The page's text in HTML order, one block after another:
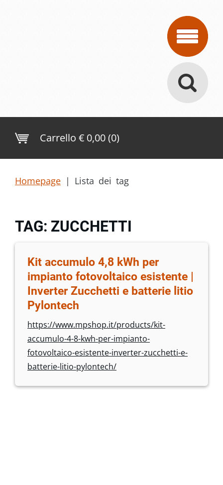
Carrello € 0,00 (0)
Homepage | Lista dei tag
TAG: ZUCCHETTI
Kit accumulo 4,8 kWh per
impianto fotovoltaico esistente |
Inverter Zucchetti e batterie litio
Pylontech
https://www.mpshop.it/products/kit-
accumulo-4-8-kwh-per-impianto-
fotovoltaico-esistente-inverter-zucchetti-e-
batterie-litio-pylontech/